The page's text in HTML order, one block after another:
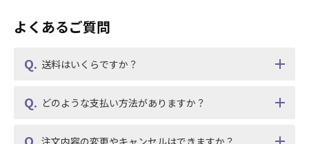
よくあるご質問
送料はいくらですか？
どのような支払い方法がありますか？
注文内容の変更やキャンセルはできますか？